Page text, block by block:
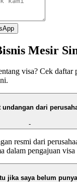
Mesir
visa? Cek daftar
undangan dari
-
resmi dari
dalam pengajuan visa
jika saya belum